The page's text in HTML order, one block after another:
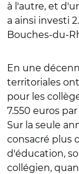
à l'autre, et
a ainsi investi
Bouches-du-
En une
territoriales
pour les
7.550 euros
Sur la seule
consacré plus
d'éducation,
collégien,